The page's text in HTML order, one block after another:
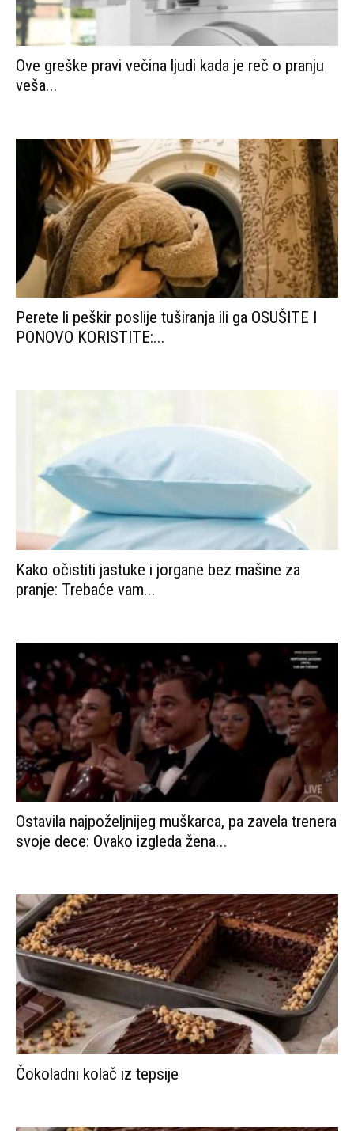
Ove greške pravi večina ljudi kada je reč o pranju
veša...
Perete li peškir poslije tuširanja ili ga OSUŠITE I
PONOVO KORISTITE:...
Kako očistiti jastuke i jorgane bez mašine za
pranje: Trebaće vam...
Ostavila najpoželjnijeg muškarca, pa zavela trenera
svoje dece: Ovako izgleda žena...
Čokoladni kolač iz tepsije